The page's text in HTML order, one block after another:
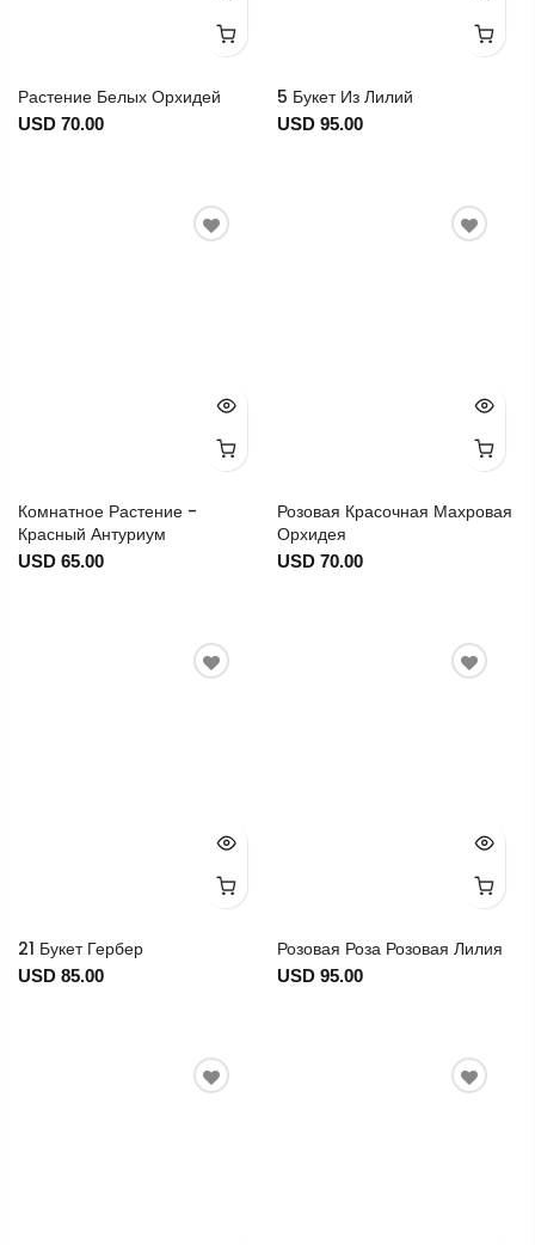
Растение Белых Орхидей
USD 70.00
5 Букет Из Лилий
USD 95.00
Комнатное Растение -
Красный Антуриум
USD 65.00
Розовая Красочная Махровая
Орхидея
USD 70.00
21 Букет Гербер
USD 85.00
Розовая Роза Розовая Лилия
USD 95.00